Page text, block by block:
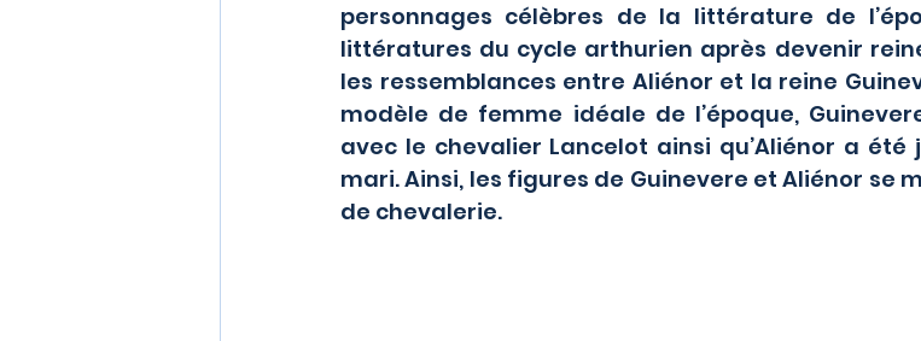
personnages célèbres de la littérature de
littératures du cycle arthurien après devenir
les ressemblances entre Aliénor et la reine
modèle de femme idéale de l’époque,
avec le chevalier Lancelot ainsi qu’Aliénor a
mari. Ainsi, les figures de Guinevere et Aliénor se
de chevalerie.